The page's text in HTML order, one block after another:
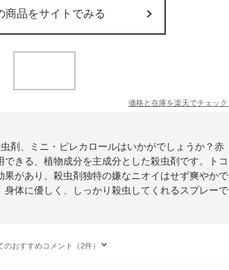
商品をサイトでみる
価格と在庫を楽天でチェック
剤、ミニ・ピレカロールはいかがでしょうか？赤
きる、植物成分を主成分とした殺虫剤です。トコ
があり、殺虫剤独特の嫌なニオイはせず爽やかで
体に優しく、しっかり殺虫してくれるスプレーで
のおすすめコメント（2件）